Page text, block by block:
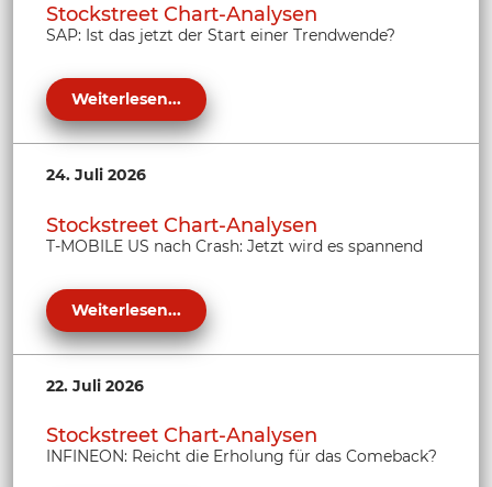
Stockstreet Chart-Analysen
SAP: Ist das jetzt der Start einer Trendwende?
Weiterlesen...
24. Juli 2026
Stockstreet Chart-Analysen
T-MOBILE US nach Crash: Jetzt wird es spannend
Weiterlesen...
22. Juli 2026
Stockstreet Chart-Analysen
INFINEON: Reicht die Erholung für das Comeback?